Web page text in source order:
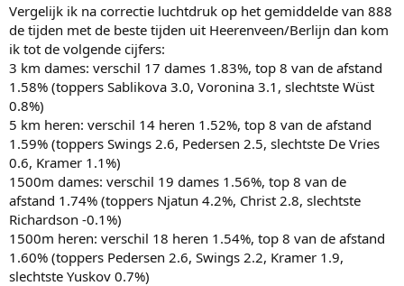
Vergelijk ik na correctie luchtdruk op het gemiddelde van 888
de tijden met de beste tijden uit Heerenveen/Berlijn dan kom
ik tot de volgende cijfers:
3 km dames: verschil 17 dames 1.83%, top 8 van de afstand
1.58% (toppers Sablikova 3.0, Voronina 3.1, slechtste Wüst
0.8%)
5 km heren: verschil 14 heren 1.52%, top 8 van de afstand
1.59% (toppers Swings 2.6, Pedersen 2.5, slechtste De Vries
0.6, Kramer 1.1%)
1500m dames: verschil 19 dames 1.56%, top 8 van de
afstand 1.74% (toppers Njatun 4.2%, Christ 2.8, slechtste
Richardson -0.1%)
1500m heren: verschil 18 heren 1.54%, top 8 van de afstand
1.60% (toppers Pedersen 2.6, Swings 2.2, Kramer 1.9,
slechtste Yuskov 0.7%)